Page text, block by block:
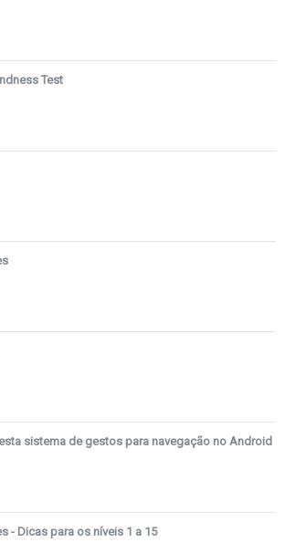
Test
sistema de gestos para navegação no Android
- Dicas para os níveis 1 a 15